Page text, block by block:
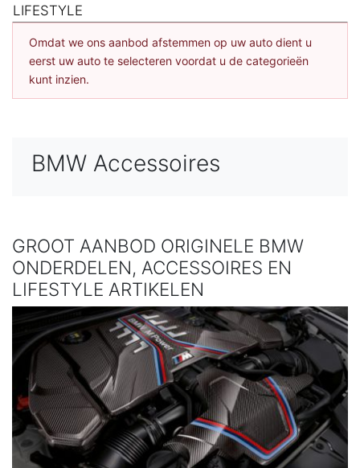
LIFESTYLE
Omdat we ons aanbod afstemmen op uw auto dient u
eerst uw auto te selecteren voordat u de categorieën
kunt inzien.
BMW Accessoires
GROOT AANBOD ORIGINELE BMW
ONDERDELEN, ACCESSOIRES EN
LIFESTYLE ARTIKELEN